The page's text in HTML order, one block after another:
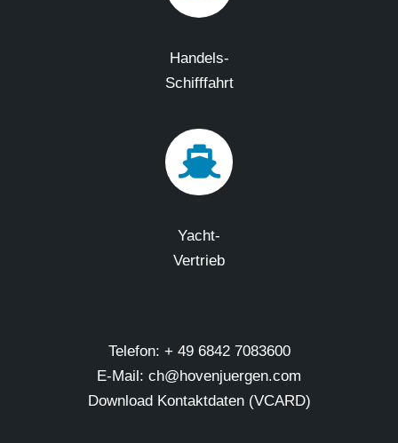
Handels-
Schifffahrt
Yacht-
Vertrieb
Telefon: + 49 6842 7083600
E-Mail: ch@hovenjuergen.com
Download Kontaktdaten (VCARD)